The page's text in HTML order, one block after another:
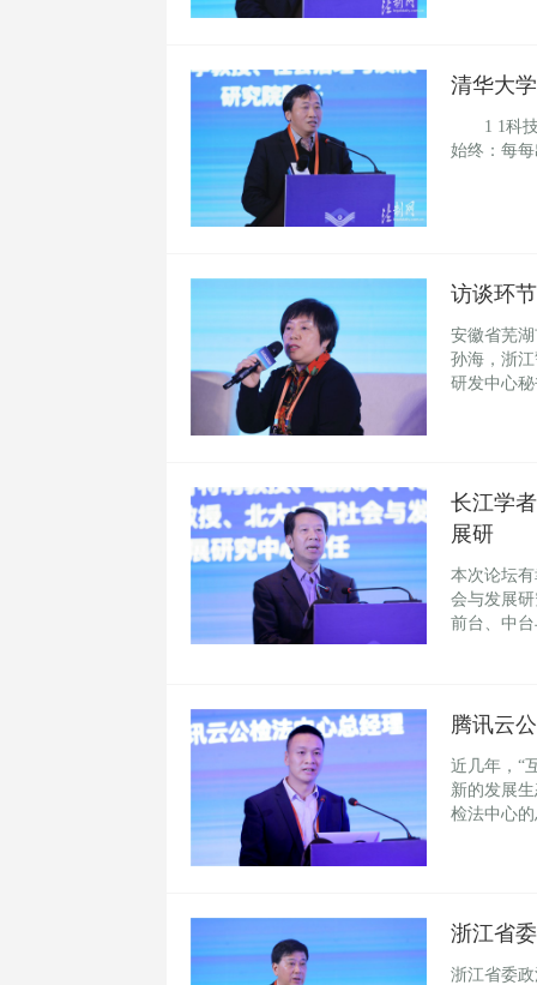
清华大
1 1科技
始终：每
访谈环节
安徽省芜
孙海，浙
研发中心
长江学
展研
本次论坛
会与发展
前台、中
腾讯云
近几年，“
新的发展
检法中心
浙江省
浙江省委